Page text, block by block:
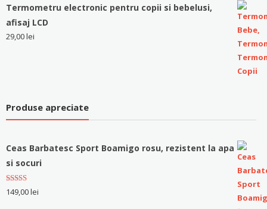
Termometru electronic pentru copii si bebelusi,
afisaj LCD
29,00lei
Produse apreciate
Ceas Barbatesc Sport Boamigo rosu, rezistent la apa
si socuri
Evaluat la
5.00stele
149,00lei